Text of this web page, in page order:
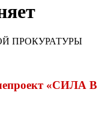
ПРОКУРАТУРЫ
«СИЛА В